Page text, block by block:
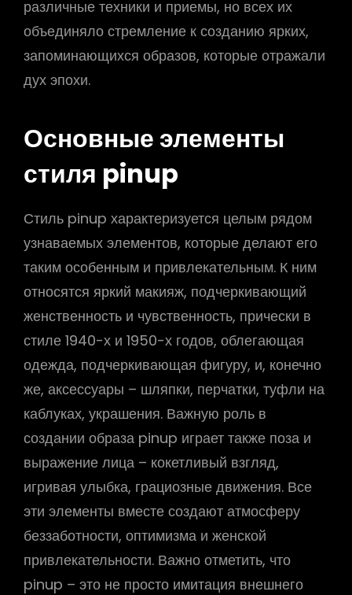
различные техники и приемы, но всех их
объединяло стремление к созданию ярких,
запоминающихся образов, которые отражали
дух эпохи.
Основные элементы
стиля pinup
Стиль pinup характеризуется целым рядом
узнаваемых элементов, которые делают его
таким особенным и привлекательным. К ним
относятся яркий макияж, подчеркивающий
женственность и чувственность, прически в
стиле 1940-х и 1950-х годов, облегающая
одежда, подчеркивающая фигуру, и, конечно
же, аксессуары – шляпки, перчатки, туфли на
каблуках, украшения. Важную роль в
создании образа pinup играет также поза и
выражение лица – кокетливый взгляд,
игривая улыбка, грациозные движения. Все
эти элементы вместе создают атмосферу
беззаботности, оптимизма и женской
привлекательности. Важно отметить, что
pinup – это не просто имитация внешнего